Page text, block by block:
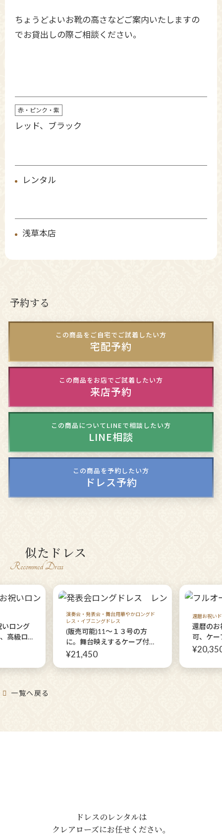
ちょうどよいお靴の高さなどご案内いたしますの
でお貸出しの際ご相談ください。
赤・ピンク・紫
レッド、ブラック
レンタル
浅草本店
予約する
この商品をご自宅でご試着したい方
宅配予約
この商品をお店でご試着したい方
来店予約
この商品についてLINEで相談したい方
LINE相談
この商品を予約したい方
ドレス予約
似たドレス
Recommed Dress
ロング
高級ロ
演奏会・発表会・舞台用華やかロングド
レス・イブニングドレス
(販売可能)11〜１３号の方
に。舞台映えするケープ付き
赤いロングドレス【ドリーミ
¥21,450
還暦お祝い
還暦のお
可、ケ
薔薇模様
ンヌドレ
一覧へ戻る
ドレスのレンタルは
クレアローズにお任せください。